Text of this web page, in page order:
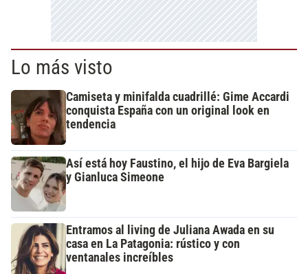
Lo más visto
Camiseta y minifalda cuadrillé: Gime Accardi
conquista España con un original look en
tendencia
Así está hoy Faustino, el hijo de Eva Bargiela
y Gianluca Simeone
Entramos al living de Juliana Awada en su
casa en La Patagonia: rústico y con
ventanales increíbles